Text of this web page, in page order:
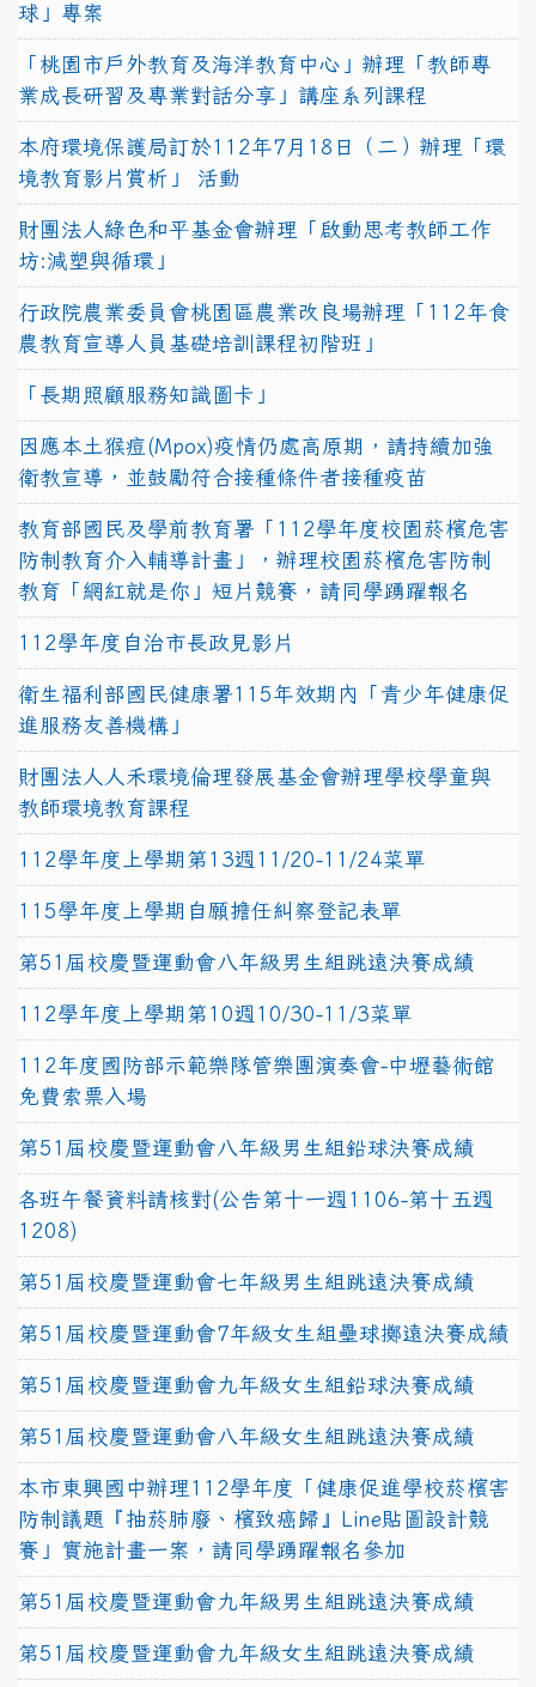
球」專案
「桃園市戶外教育及海洋教育中心」辦理「教師專
業成長研習及專業對話分享」講座系列課程
本府環境保護局訂於112年7月18日（二）辦理「環
境教育影片賞析」 活動
財團法人綠色和平基金會辦理「啟動思考教師工作
坊:減塑與循環」
行政院農業委員會桃園區農業改良場辦理「112年食
農教育宣導人員基礎培訓課程初階班」
「長期照顧服務知識圖卡」
因應本土猴痘(Mpox)疫情仍處高原期，請持續加強
衛教宣導，並鼓勵符合接種條件者接種疫苗
教育部國民及學前教育署「112學年度校園菸檳危害
防制教育介入輔導計畫」，辦理校園菸檳危害防制
教育「網紅就是你」短片競賽，請同學踴躍報名
112學年度自治市長政見影片
衛生福利部國民健康署115年效期內「青少年健康促
進服務友善機構」
財團法人人禾環境倫理發展基金會辦理學校學童與
教師環境教育課程
112學年度上學期第13週11/20-11/24菜單
115學年度上學期自願擔任糾察登記表單
第51屆校慶暨運動會八年級男生組跳遠決賽成績
112學年度上學期第10週10/30-11/3菜單
112年度國防部示範樂隊管樂團演奏會-中壢藝術館
免費索票入場
第51屆校慶暨運動會八年級男生組鉛球決賽成績
各班午餐資料請核對(公告第十一週1106-第十五週
1208)
第51屆校慶暨運動會七年級男生組跳遠決賽成績
第51屆校慶暨運動會7年級女生組壘球擲遠決賽成績
第51屆校慶暨運動會九年級女生組鉛球決賽成績
第51屆校慶暨運動會八年級女生組跳遠決賽成績
本市東興國中辦理112學年度「健康促進學校菸檳害
防制議題『抽菸肺廢、檳致癌歸』Line貼圖設計競
賽」實施計畫一案，請同學踴躍報名參加
第51屆校慶暨運動會九年級男生組跳遠決賽成績
第51屆校慶暨運動會九年級女生組跳遠決賽成績